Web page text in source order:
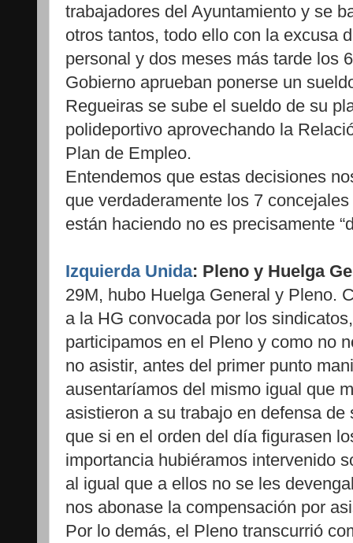
trabajadores del Ayuntamiento y se
otros tantos, todo ello con la excusa
personal y dos meses más tarde los
Gobierno aprueban ponerse un
Regueiras se sube el sueldo de su
polideportivo aprovechando la
Plan de Empleo.
Entendemos que estas decisiones
que verdaderamente los 7
están haciendo no es precisamente
Izquierda Unida: Pleno y Huelga
29M, hubo Huelga General y Pleno.
a la HG convocada por los
participamos en el Pleno y como no
no asistir, antes del primer punto
ausentaríamos del mismo igual que
asistieron a su trabajo en defensa
que si en el orden del día figurasen
importancia hubiéramos intervenido
al igual que a ellos no se les
nos abonase la compensación por
Por lo demás, el Pleno transcurrió